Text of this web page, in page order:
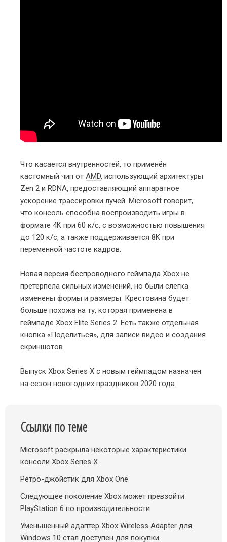
Что касается внутренностей, то применён
кастомный чип от AMD, использующий архитектуры
Zen 2 и RDNA, предоставляющий аппаратное
ускорение трассировки лучей. Microsoft говорит,
что консоль способна воспроизводить игры в
формате 4K при 60 к/с, с возможностью повышения
до 120 к/с, а также поддерживается 8K при
переменной частоте кадров.
Новая версия беспроводного геймпада Xbox не
претерпела сильных изменений, но были слегка
изменены формы и размеры. Крестовина будет
больше похожа на ту, которая применена в
геймпаде Xbox Elite Series 2. Есть также отдельная
кнопка «Поделиться», для записи видео и создания
скриншотов.
Выпуск Xbox Series X с новым геймпадом назначен
на сезон новогодних праздников 2020 года.
Ссылки по теме
Microsoft раскрыла некоторые характеристики
консоли Xbox Series X
Ретро-джойстик для Xbox One
Следующее поколение Xbox может превзойти
PlayStation 6 по производительности
Уменьшенный адаптер Xbox Wireless Adapter для
Windows 10 стал доступен для покупки